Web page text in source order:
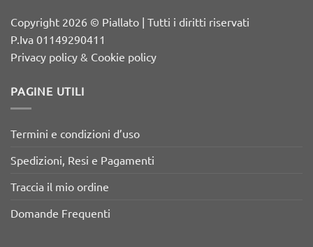
Copyright 2026 © Piallato | Tutti i diritti riservati
P.Iva 01149290411
Privacy policy & Cookie policy
PAGINE UTILI
Termini e condizioni d’uso
Spedizioni, Resi e Pagamenti
Traccia il mio ordine
Domande Frequenti